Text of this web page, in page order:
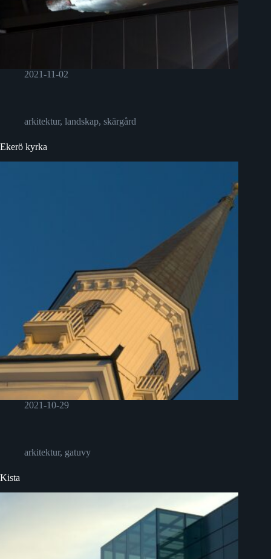
2021-11-02
arkitektur, landskap, skärgård
Ekerö kyrka
2021-10-29
arkitektur, gatuvy
Kista